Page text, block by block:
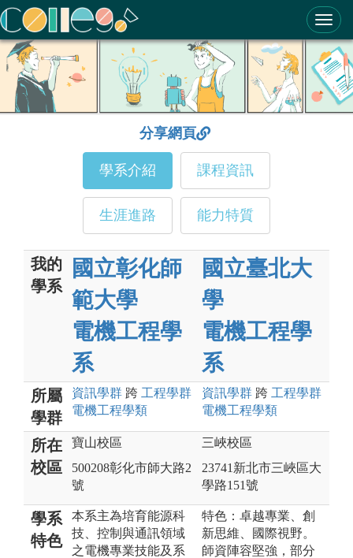
ColleGo! 大學選才與高中育才輔助系統
分享網頁
學系介紹 課程資訊
生涯進路 能力特質
我的
學系
國立彰化師
範大學
電機工程學
系
國立臺北大
學
電機工程學
系
所屬
學群
資訊學群 跨 工程學群
電機工程學類
資訊學群 跨 工程學群
電機工程學類
所在
校區
寶山校區
500208彰化市師大路2
號
三峽校區
23741新北市三峽區大
學路151號
學系
特色
本系主為培育能源科
技、控制與通訊領域
之電機專業技能及系
特色：卓越專業、創
新思維、國際視野。
師資陣容堅強，部分